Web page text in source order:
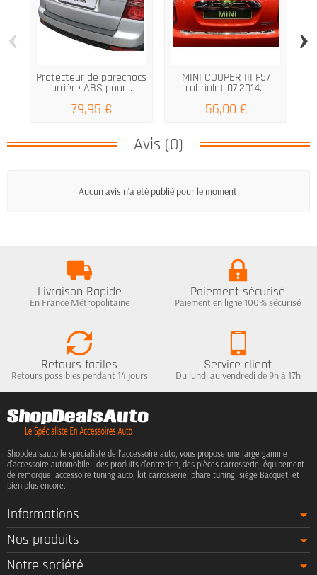
Protecteur de parechocs
arrière ABS pour...
79,95 €
MINI COOPER III F57
cabriolet 07,2014...
56,00 €
‹ ›
Avis (0)
Aucun avis n'a été publié pour le moment.
Livraison Rapide
En France Métropolitaine
Paiement sécurisé
Paiement en ligne 100% sécurisé
Retours faciles
Retours possibles pendant 14 jours
Service client
Du lundi au vendredi de 9h à 17h
Shopdealsauto le spécialiste de l'accessoire auto, vous propose une large gamme
d'accessoire automobile : des produits d'entretien, des pièces carrosserie, équipement
de remorque, accessoire tuning auto, kit carrosserie, phare tuning, siège Bacquet, et
bien plus encore.
Informations
Nos produits
Notre société